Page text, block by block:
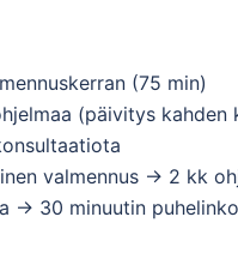
(75 min)
(päivitys kahden
valmennus -> 2 kk
-> 30 minuutin